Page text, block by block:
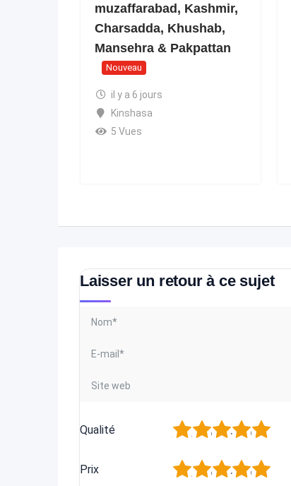
muzaffarabad, Kashmir,
Charsadda, Khushab,
Mansehra & Pakpattan
Nouveau
il y a 6 jours
Kinshasa
5 Vues
Laisser un retour à ce sujet
Qualité 5
4
3
2
Prix 5
4
3
2